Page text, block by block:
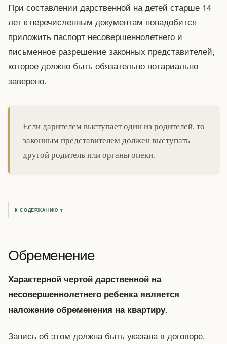
При составлении дарственной на детей старше 14
лет к перечисленным документам понадобится
приложить паспорт несовершеннолетнего и
письменное разрешение законных представителей,
которое должно быть обязательно нотариально
заверено.
Если дарителем выступает один из родителей, то
законным представителем должен выступать
другой родитель или органы опеки.
К СОДЕРЖАНИЮ ↑
Обременение
Характерной чертой дарственной на
несовершеннолетнего ребенка является
наложение обременения на квартиру.
Запись об этом должна быть указана в договоре.